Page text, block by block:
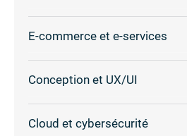
E-commerce et e-services
Conception et UX/UI
Cloud et cybersécurité